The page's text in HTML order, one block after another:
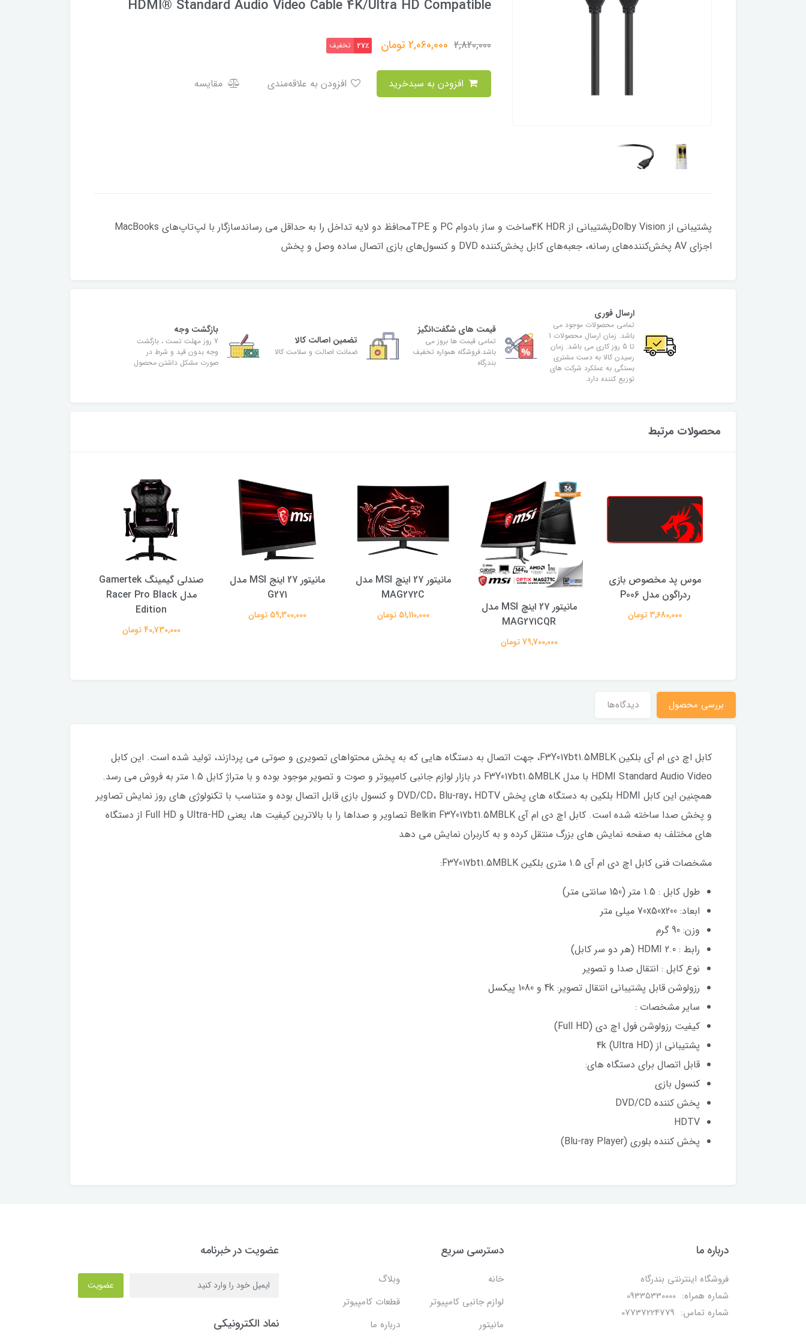
HDMI® Standard Audio Video Cable 4K/Ultra HD Compatible
2,820,000
2,060,000تومان 27٪ تخفیف
مقایسه
پشتیبانی از Dolby Visionپشتیبانی از 4K HDRساخت و ساز بادوام PC و TPEمحافظ دو لایه تداخل را به حداقل می رساندسازگار با لپ‌تاپ‌های MacBooks
اجزای AV پخش‌کننده‌های رسانه، جعبه‌های کابل پخش‌کننده DVD و کنسول‌های بازی اتصال ساده وصل و پخش
ارسال فوری
تمامی محصولات موجود می
باشد. زمان ارسال محصولات 1
تا 5 روز کاری می باشد. زمان
رسیدن کالا به دست مشتری
بستگی به عملکرد شرکت های
توزیع کننده دارد.
قیمت های شگفت‌انگیز
تمامی قیمت ها بروز می
باشد.فروشگاه همواره تخفیف
بندرگاه
تضمین اصالت کالا
ضمانت اصالت و سلامت کالا
بازگشت وجه
7 روز مهلت تست ، بازگشت
وجه بدون قید و شرط در
صورت مشکل داشتن محصول
محصولات مرتبط
موس پد مخصوص بازى
ردراگون مدل P006
3,680,000 تومان
مانیتور 27 اینچ MSI مدل
MAG271CQR
79,700,000 تومان
مانیتور 27 اینچ MSI مدل
MAG272C
51,110,000 تومان
مانیتور 27 اینج MSI مدل
G271
59,300,000 تومان
صندلی گیمینگ Gamertek
مدل Racer Pro Black
Edition
40,730,000 تومان
بررسی محصول دیدگاه‌ها
کابل اچ دی ام آی بلکین F3Y017bt1.5MBLK، جهت اتصال به دستگاه هایی که به پخش محتواهای تصویری و صوتی می پردازند، تولید شده است. این کابل
HDMI Standard Audio Video با مدل F3Y017bt1.5MBLK در بازار لوازم جانبی کامپیوتر و صوت و تصویر موجود بوده و با متراژ کابل 1.5 متر به فروش می رسد.
همچنین این کابل HDMI بلکین به دستگاه های پخش DVD/CD، Blu-ray، HDTV و کنسول بازی قابل اتصال بوده و متناسب با تکنولوژی های روز نمایش تصاویر
و پخش صدا ساخته شده است. کابل اچ دی ام آی Belkin F3Y017bt1.5MBLK تصاویر و صداها را با بالاترین کیفیت ها، یعنی Ultra-HD و Full HD از دستگاه
های مختلف به صفحه نمایش های بزرگ منتقل کرده و به کاربران نمایش می دهد
مشخصات فنی کابل اچ دی ام آی 1.5 متری بلکین F3Y017bt1.5MBLK:
طول کابل : 1.5 متر (150 سانتی متر)
ابعاد: 70x50x200 میلی متر
وزن: 90 گرم
رابط : HDMI 2.0 (هر دو سر کابل)
نوع کابل : انتقال صدا و تصویر
رزولوشن قابل پشتیبانی انتقال تصویر: 4k و 1080 پیکسل
سایر مشخصات :
کیفیت رزولوشن فول اچ دی (Full HD)
پشتیبانی از 4k (Ultra HD)
قابل اتصال برای دستگاه های:
کنسول بازی
پخش کننده DVD/CD
HDTV
پخش کننده بلوری (Blu-ray Player)
درباره ما
فروشگاه اینترنتی بندرگاه
شماره همراه: 09335330000
شماره تماس: 07737224779
دسترسی سریع
خانه
وبلاگ
لوازم جانبی کامپیوتر
قطعات کامپیوتر
مانیتور
درباره ما
عضویت در خبرنامه
عضویت
نماد الکترونیکی